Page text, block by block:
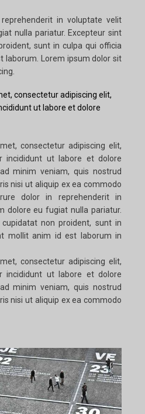
in voluptate velit
nulla pariatur. Excepteur sint
sunt in culpa qui officia
laborum. Lorem ipsum dolor sit
consectetur adipiscing elit,
ut labore et dolore
consectetur adipiscing elit,
incididunt ut labore et dolore
minim veniam, quis nostrud
nisi ut aliquip ex ea commodo
dolor in reprehenderit in
dolore eu fugiat nulla pariatur.
non proident, sunt in
mollit anim id est laborum in
consectetur adipiscing elit,
incididunt ut labore et dolore
minim veniam, quis nostrud
nisi ut aliquip ex ea commodo